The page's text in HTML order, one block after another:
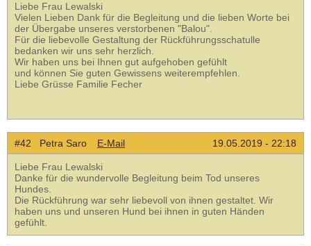
Liebe Frau Lewalski
Vielen Lieben Dank für die Begleitung und die lieben Worte bei
der Übergabe unseres verstorbenen "Balou".
Für die liebevolle Gestaltung der Rückführungsschatulle
bedanken wir uns sehr herzlich.
Wir haben uns bei Ihnen gut aufgehoben gefühlt
und können Sie guten Gewissens weiterempfehlen.
Liebe Grüsse Familie Fecher
#42 Petra Saro E-Mail 19.05.2019 - 22:18
Liebe Frau Lewalski
Danke für die wundervolle Begleitung beim Tod unseres
Hundes.
Die Rückführung war sehr liebevoll von ihnen gestaltet. Wir
haben uns und unseren Hund bei ihnen in guten Händen
gefühlt.